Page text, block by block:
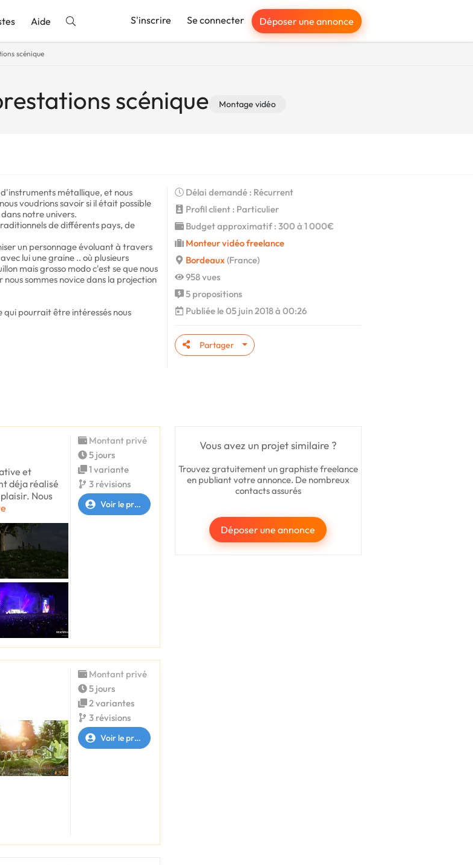
Aide S'inscrire Se connecter Déposer une annonce
scénique
scénique Montage vidéo
métallique, et nous
voudrions savoir si il était possible
notre univers.
de différents pays, de
un personnage évoluant à travers
lui une graine .. où plusieurs
mais grosso modo c'est se que nous
sommes novice dans la projection
qui pourrait être intéressés nous
Délai demandé : Récurrent
Profil client : Particulier
Budget approximatif : 300 à 1 000€
Monteur vidéo freelance
Bordeaux(France)
958 vues
5 propositions
Publiée le 05 juin 2018 à 00:26
Partager
Vous avez un projet similaire ?
Trouvez gratuitement un graphiste freelance
en publiant votre annonce. De nombreux
contacts assurés
Déposer une annonce
et
déja réalisé
Nous
Montant privé
5 jours
1 variante
3 révisions
Voir le profil
Montant privé
5 jours
2 variantes
3 révisions
Voir le profil